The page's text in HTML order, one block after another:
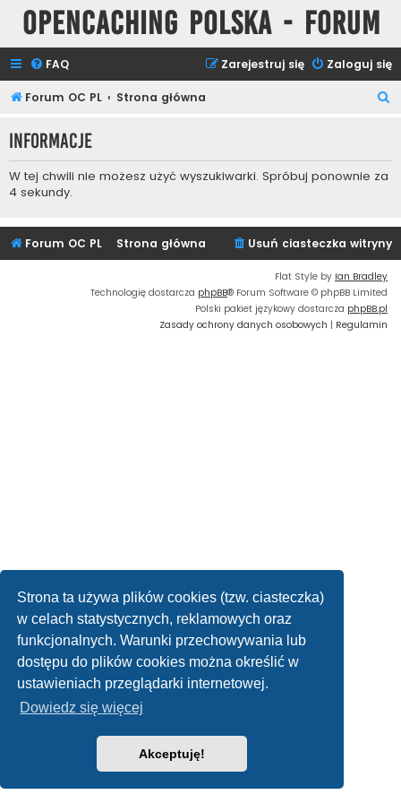
Strona ta używa plików cookies (tzw. ciasteczka)
w celach statystycznych, reklamowych oraz
funkcjonalnych. Warunki przechowywania lub
dostępu do plików cookies można określić w
ustawieniach przeglądarki internetowej.
Dowiedz się więcej
Akceptuję!
Opencaching Polska - Forum
FAQ Zaloguj się
Zarejestruj się
Forum OC PL Strona główna
k
Informacje
W tej chwili nie możesz użyć wyszukiwarki. Spróbuj ponownie za
4 sekundy.
Forum OC PL Strona główna Usuń ciasteczka witryny
Flat Style by Ian Bradley
Technologię dostarcza phpBB® Forum Software © phpBB Limited
Polski pakiet językowy dostarcza phpBB.pl
Zasady ochrony danych osobowych | Regulamin